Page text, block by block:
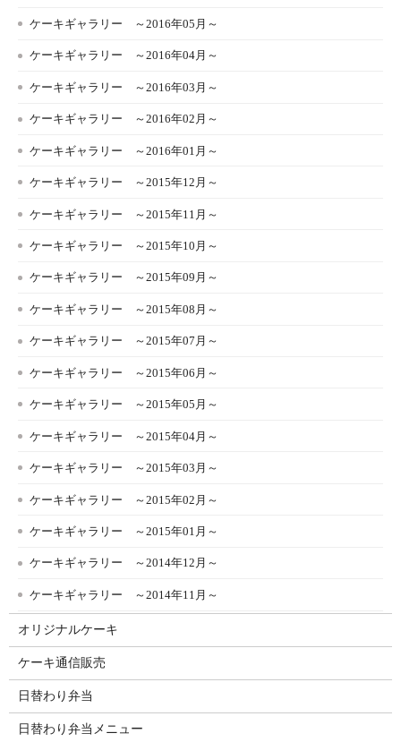
ケーキギャラリー ～2016年05月～
ケーキギャラリー ～2016年04月～
ケーキギャラリー ～2016年03月～
ケーキギャラリー ～2016年02月～
ケーキギャラリー ～2016年01月～
ケーキギャラリー ～2015年12月～
ケーキギャラリー ～2015年11月～
ケーキギャラリー ～2015年10月～
ケーキギャラリー ～2015年09月～
ケーキギャラリー ～2015年08月～
ケーキギャラリー ～2015年07月～
ケーキギャラリー ～2015年06月～
ケーキギャラリー ～2015年05月～
ケーキギャラリー ～2015年04月～
ケーキギャラリー ～2015年03月～
ケーキギャラリー ～2015年02月～
ケーキギャラリー ～2015年01月～
ケーキギャラリー ～2014年12月～
ケーキギャラリー ～2014年11月～
オリジナルケーキ
ケーキ通信販売
日替わり弁当
日替わり弁当メニュー